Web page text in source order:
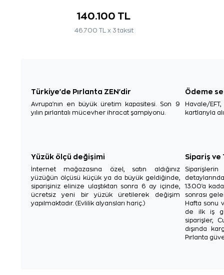
140.100 TL
46.700 TL x 3 taksit
Türkiye'de Pırlanta ZEN'dir
Avrupa'nın en büyük üretim kapasitesi. Son 9
yılın pırlantalı mücevher ihracat şampiyonu.
Ödeme
Havale/
kartlarıyla
Yüzük ölçü değişimi
İnternet mağazasına özel, satın aldığınız
yüzüğün ölçüsü küçük ya da büyük geldiğinde,
siparişiniz elinize ulaştıktan sonra 6 ay içinde,
ücretsiz yeni bir yüzük üretilerek değişim
yapılmaktadır. (Evlilik alyansları hariç.)
Sipariş ve
13.00'a
sonrası
Hafta sonu
de ilk iş
siparişler,
dışında
Pırlanta